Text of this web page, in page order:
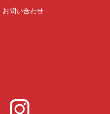
お問い合わせ